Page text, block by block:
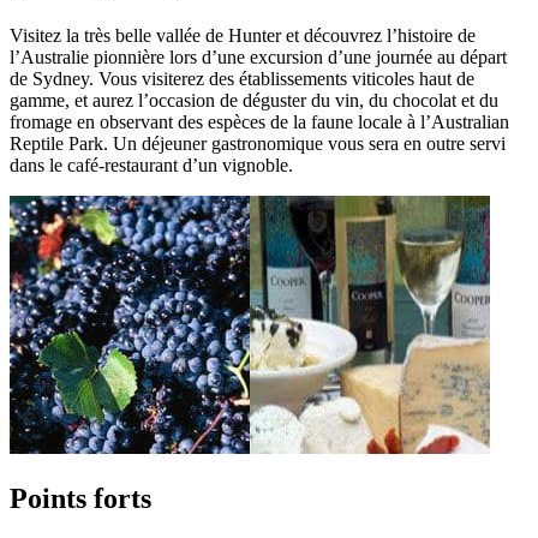
Visitez la très belle vallée de Hunter et découvrez l’histoire de
l’Australie pionnière lors d’une excursion d’une journée au départ
de Sydney. Vous visiterez des établissements viticoles haut de
gamme, et aurez l’occasion de déguster du vin, du chocolat et du
fromage en observant des espèces de la faune locale à l’Australian
Reptile Park. Un déjeuner gastronomique vous sera en outre servi
dans le café-restaurant d’un vignoble.
Points forts